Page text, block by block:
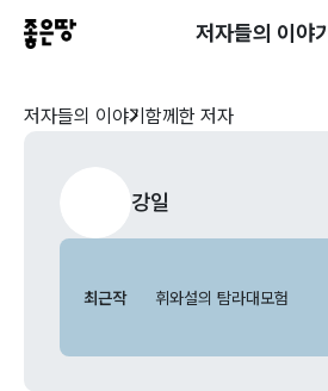
저자들의 이야기
저자들의 이야기 함께한 저자
강일
최근작 휘와설의 탐라대모험